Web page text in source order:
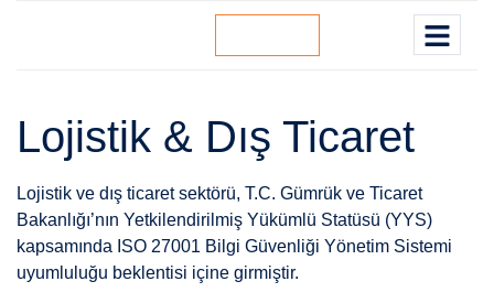
Lojistik & Dış Ticaret
Lojistik ve dış ticaret sektörü, T.C. Gümrük ve Ticaret
Bakanlığı’nın Yetkilendirilmiş Yükümlü Statüsü (YYS)
kapsamında ISO 27001 Bilgi Güvenliği Yönetim Sistemi
uyumluluğu beklentisi içine girmiştir.